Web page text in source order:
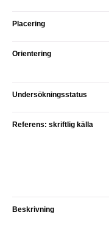
Placering
Orientering
Undersökningsstatus
Referens: skriftlig källa
Beskrivning